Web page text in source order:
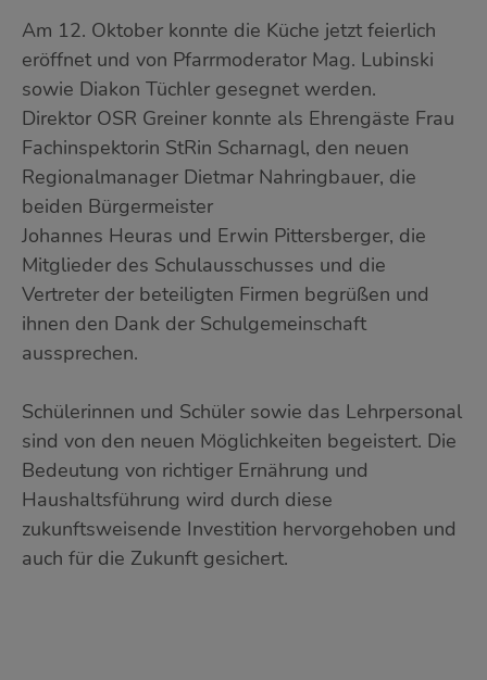
Am 12. Oktober konnte die Küche jetzt feierlich
eröffnet und von Pfarrmoderator Mag. Lubinski
sowie Diakon Tüchler gesegnet werden.
Direktor OSR Greiner konnte als Ehrengäste Frau
Fachinspektorin StRin Scharnagl, den neuen
Regionalmanager Dietmar Nahringbauer, die
beiden Bürgermeister
Johannes Heuras und Erwin Pittersberger, die
Mitglieder des Schulausschusses und die
Vertreter der beteiligten Firmen begrüßen und
ihnen den Dank der Schulgemeinschaft
aussprechen.
Schülerinnen und Schüler sowie das Lehrpersonal
sind von den neuen Möglichkeiten begeistert. Die
Bedeutung von richtiger Ernährung und
Haushaltsführung wird durch diese
zukunftsweisende Investition hervorgehoben und
auch für die Zukunft gesichert.